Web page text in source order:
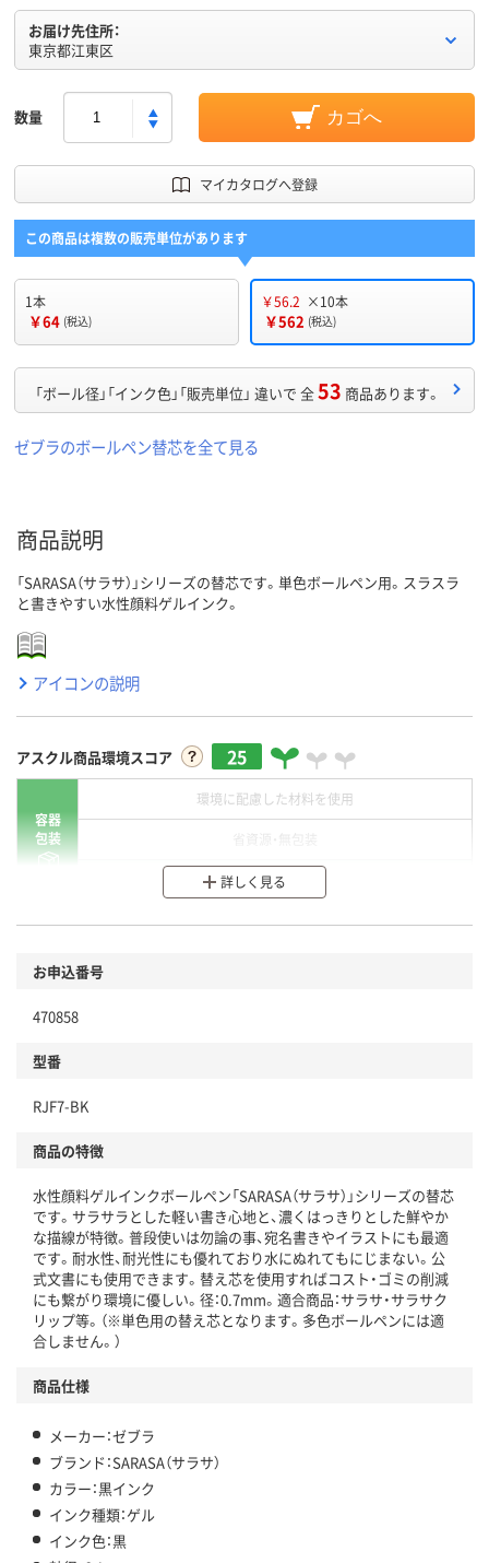
お届け先住所：
東京都江東区
数量 カゴへ
マイカタログへ登録
この商品は複数の販売単位があります
1本
￥64 (税込)
￥56.2 ×10本
￥562 (税込)
「ボール径」「インク色」「販売単位」 違いで 全53 商品あります。
ゼブラのボールペン替芯を全て見る
商品説明
「SARASA（サラサ）」シリーズの替芯です。単色ボールペン用。スラスラ
と書きやすい水性顔料ゲルインク。
アイコンの説明
アスクル商品環境スコア 25
容器
包装
環境に配慮した材料を使用
分別・リサイクルしやすい設計
本体
仕組
この商品の環境配慮ポイントです。下記商品詳細「
アスクル商品環境スコア詳細／加点項目
」で確認できます。
詳しく見る
お申込番号
470858
型番
RJF7-BK
商品の特徴
水性顔料ゲルインクボールペン「SARASA（サラサ）」シリーズの替芯
です。サラサラとした軽い書き心地と、濃くはっきりとした鮮やか
な描線が特徴。普段使いは勿論の事、宛名書きやイラストにも最適
です。耐水性、耐光性にも優れており水にぬれてもにじまない。公
式文書にも使用できます。替え芯を使用すればコスト・ゴミの削減
にも繋がり環境に優しい。径：0.7mm。適合商品：サラサ・サラサク
リップ等。（※単色用の替え芯となります。多色ボールペンには適
合しません。）
商品仕様
メーカー：ゼブラ
ブランド：SARASA（サラサ）
カラー：黒インク
インク種類：ゲル
インク色：黒